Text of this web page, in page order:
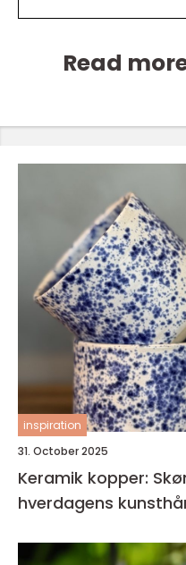
Read
inspiration
31. October 2025
Keramik kopper:
hverdagens